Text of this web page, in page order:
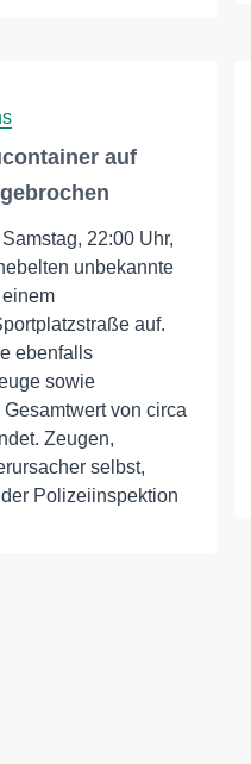
auf
22:00 Uhr,
unbekannte
auf.
ebenfalls
sowie
von circa
Zeugen,
selbst,
Polizeiinspektion